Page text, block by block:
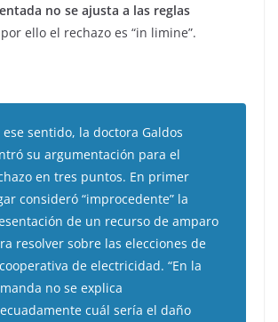
no se ajusta a las reglas
ello el rechazo es “in limine”.
ese sentido, la doctora Galdos
su argumentación para el
en tres puntos. En primer
consideró “improcedente” la
de un recurso de amparo
resolver sobre las elecciones de
de electricidad. “En la
no se explica
cuál sería el daño